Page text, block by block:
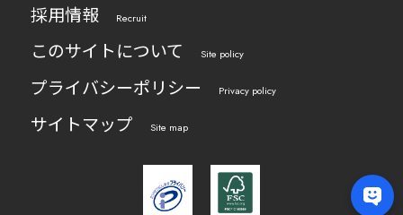
採用情報 Recruit
このサイトについて Site policy
プライバシーポリシー Privacy policy
サイトマップ Site map